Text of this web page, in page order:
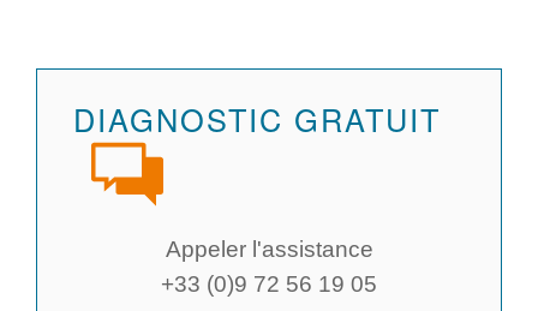
DIAGNOSTIC GRATUIT
Appeler l'assistance
+33 (0)9 72 56 19 05